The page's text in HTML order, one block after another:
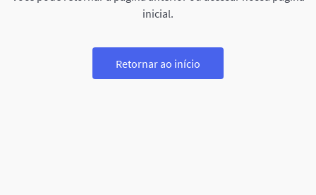
inicial.
Retornar ao início